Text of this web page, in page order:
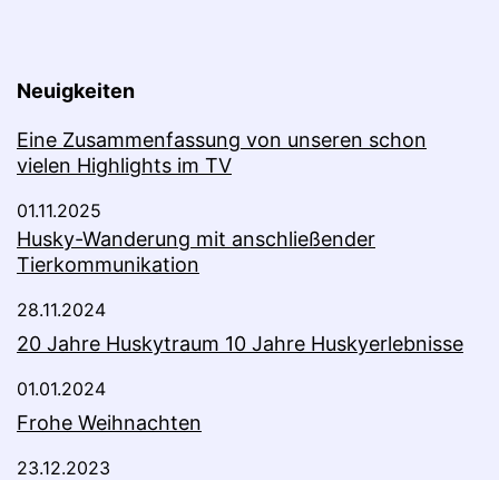
Neuigkeiten
Eine Zusammenfassung von unseren schon
vielen Highlights im TV
01.11.2025
Husky-Wanderung mit anschließender
Tierkommunikation
28.11.2024
20 Jahre Huskytraum 10 Jahre Huskyerlebnisse
01.01.2024
Frohe Weihnachten
23.12.2023